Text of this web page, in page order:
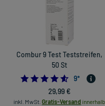
Combur 9 Test Teststreifen,
50 St
9*
29,99 €
inkl. MwSt. Gratis-Versand innerhalb